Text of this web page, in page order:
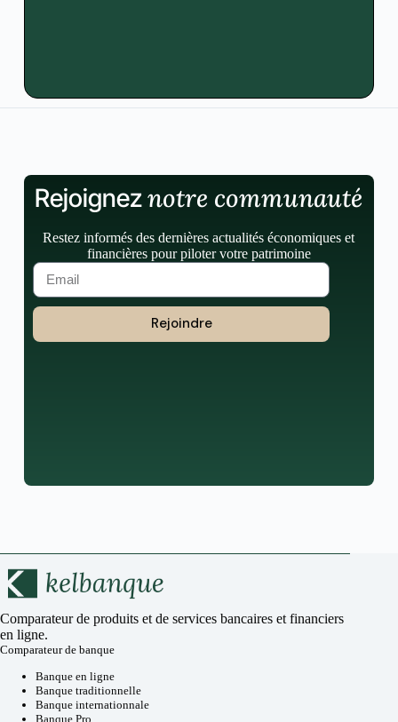
Rejoigneznotre communauté
Restez informés des dernières actualités économiques et
financières pour piloter votre patrimoine
Rejoindre
Comparateur de produits et de services bancaires et financiers
en ligne.
Comparateur de banque
Banque en ligne
Banque traditionnelle
Banque internationnale
Banque Pro